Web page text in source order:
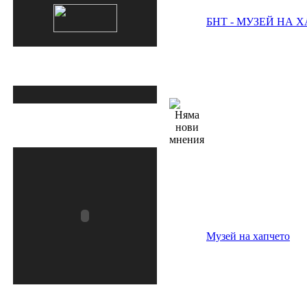
» Вашият ключ към здраве
и стил с sportenmag.com
05-June 07:20 от
» диагноза обструктивна
17-May 07:29 от Bonjur
БНТ - МУЗЕЙ НА
Музей на хапчето